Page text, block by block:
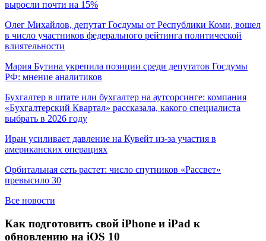
выросли почти на 15%
Олег Михайлов, депутат Госдумы от Республики Коми, вошел
в число участников федерального рейтинга политической
влиятельности
Мария Бутина укрепила позиции среди депутатов Госдумы
РФ: мнение аналитиков
Бухгалтер в штате или бухгалтер на аутсорсинге: компания
«Бухгалтерский Квартал» рассказала, какого специалиста
выбрать в 2026 году
Иран усиливает давление на Кувейт из-за участия в
американских операциях
Орбитальная сеть растет: число спутников «Рассвет»
превысило 30
Все новости
Как подготовить свой iPhone и iPad к
обновлению на iOS 10